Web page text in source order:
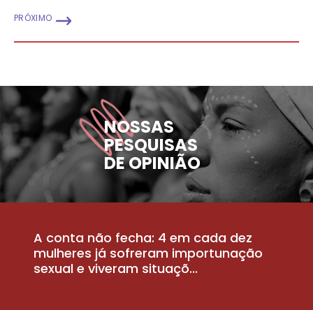
PRÓXIMO
NOSSAS
PESQUISAS
DE OPINIÃO
A conta não fecha: 4 em cada dez
mulheres já sofreram importunação
sexual e viveram situaçõ...